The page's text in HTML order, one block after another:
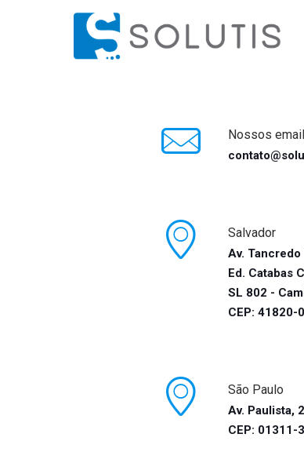
Nossos
Salvador
Av.
Ed. Catabas
SL 802 -
CEP: 41820-
São Paulo
Av. Paulista,
CEP: 01311-